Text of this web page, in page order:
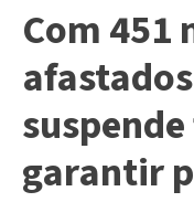
Com
garantir